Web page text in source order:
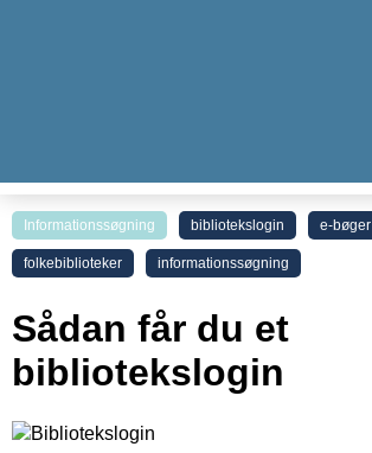
Informationssøgning bibliotekslogin e-bøger
folkebiblioteker informationssøgning
Sådan får du et
bibliotekslogin